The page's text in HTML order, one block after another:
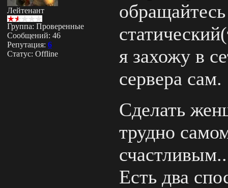
Лейтенант
Группа: Проверенные
Сообщений: 46
Репутация: 6
Статус: Offline
я захожу в
сервера сам.
Сделать
трудно
Есть два